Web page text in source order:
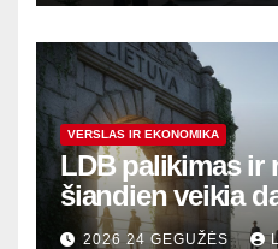
VERSLAS IR EKONOMIKA
LDB palikimas ir
šiandien veikia
variklis
2026 24 GEGUŽĖS